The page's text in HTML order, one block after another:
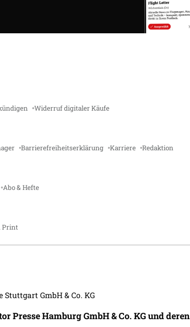
Widerruf digitaler Käufe
Barrierefreiheitserklärung Karriere Redaktion
Abo & Hefte
Print
GmbH & Co. KG
Presse Hamburg GmbH & Co. KG und deren